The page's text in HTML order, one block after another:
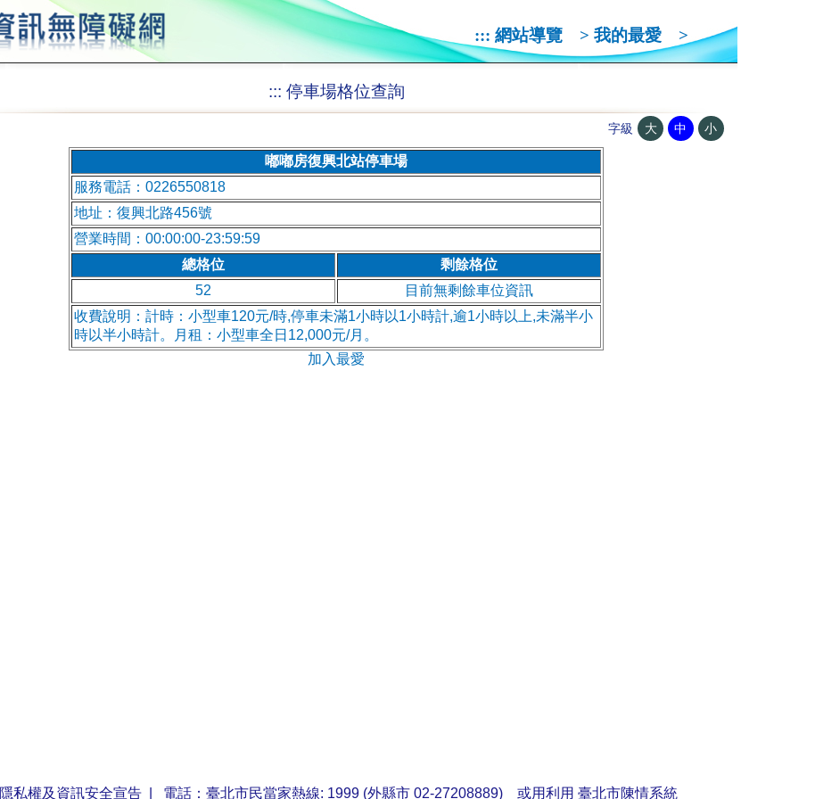
::: 網站導覽 > 我的最愛 >
::: 停車場格位查詢
字級 大 中 小
嘟嘟房復興北站停車場
服務電話：0226550818
地址：復興北路456號
營業時間：00:00:00-23:59:59
總格位
剩餘格位
52
目前無剩餘車位資訊
收費說明：計時：小型車120元/時,停車未滿1小時以1小時計,逾1小時以上,未滿半小
時以半小時計。月租：小型車全日12,000元/月。
加入最愛
隱私權及資訊安全宣告| 電話：臺北市民當家熱線: 1999 (外縣市 02-27208889) 或用利用 臺北市陳情系統